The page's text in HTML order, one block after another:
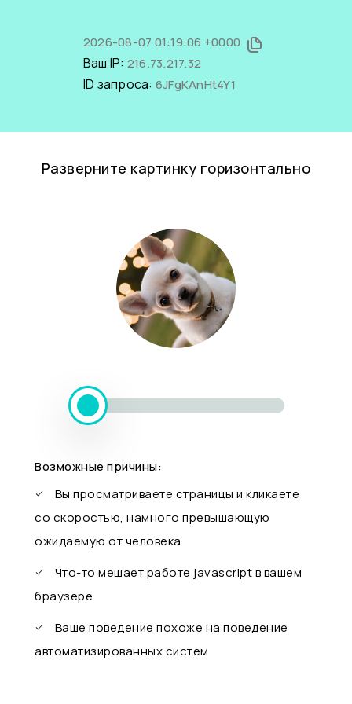
2026-08-07 01:19:06 +0000
Ваш IP: 216.73.217.32
ID запроса: 6JFgKAnHt4Y1
Разверните картинку горизонтально
Возможные причины:
Вы просматриваете страницы и кликаете
со скоростью, намного превышающую
ожидаемую от человека
Что-то мешает работе javascript в вашем
браузере
Ваше поведение похоже на поведение
автоматизированных систем